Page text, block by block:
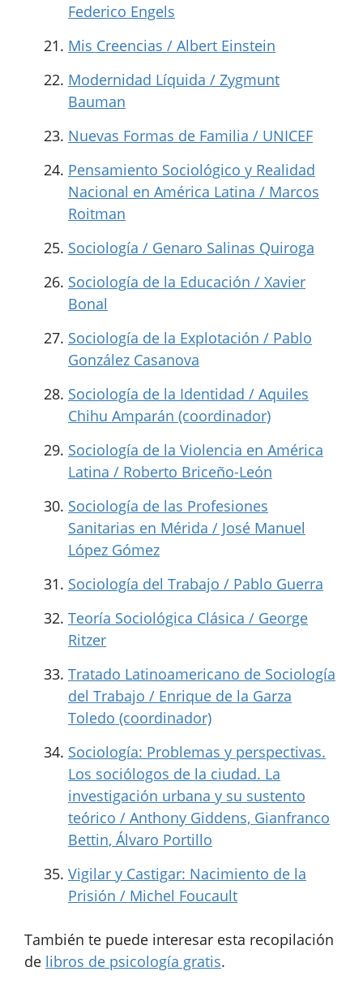
Federico Engels
Mis Creencias / Albert Einstein
Modernidad Líquida / Zygmunt
Bauman
Nuevas Formas de Familia / UNICEF
Pensamiento Sociológico y Realidad
Nacional en América Latina / Marcos
Roitman
Sociología / Genaro Salinas Quiroga
Sociología de la Educación / Xavier
Bonal
Sociología de la Explotación / Pablo
González Casanova
Sociología de la Identidad / Aquiles
Chihu Amparán (coordinador)
Sociología de la Violencia en América
Latina / Roberto Briceño-León
Sociología de las Profesiones
Sanitarias en Mérida / José Manuel
López Gómez
Sociología del Trabajo / Pablo Guerra
Teoría Sociológica Clásica / George
Ritzer
Tratado Latinoamericano de Sociología
del Trabajo / Enrique de la Garza
Toledo (coordinador)
Sociología: Problemas y perspectivas.
Los sociólogos de la ciudad. La
investigación urbana y su sustento
teórico / Anthony Giddens, Gianfranco
Bettin, Álvaro Portillo
Vigilar y Castigar: Nacimiento de la
Prisión / Michel Foucault
También te puede interesar esta recopilación
de libros de psicología gratis.